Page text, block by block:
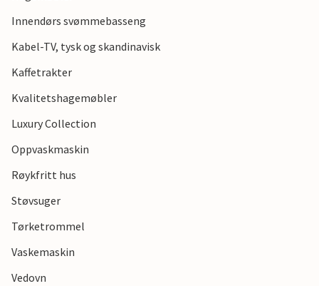
mens du padler.
Tilbring en flott ferie her som du vil huske lenge!
Innendørs svømmebasseng
Kabel-TV, tysk og skandinavisk
Kaffetrakter
Kvalitetshagemøbler
Luxury Collection
Oppvaskmaskin
Røykfritt hus
Støvsuger
Tørketrommel
Vaskemaskin
Vedovn